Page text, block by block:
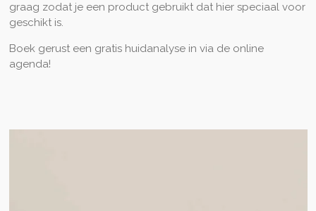
graag zodat je een product gebruikt dat hier speciaal voor
geschikt is.
Boek gerust een gratis huidanalyse in via de online
agenda!